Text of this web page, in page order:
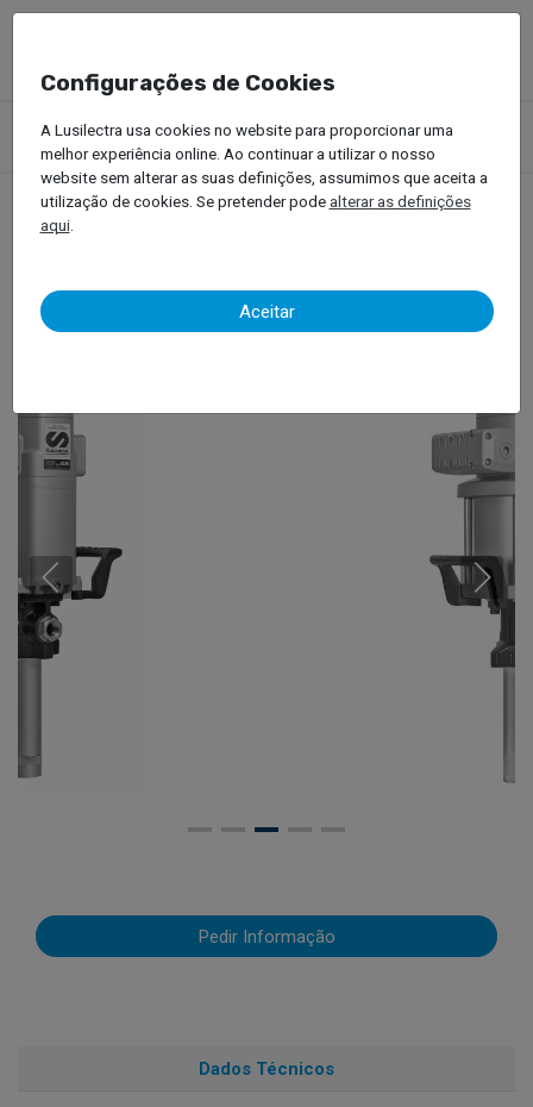
Produtos Equipamentos Oficinais
Óleos
Bombas Pneumáticas
Pedir Informação
Dados Técnicos
Configurações de Cookies
A Lusilectra usa cookies no website para proporcionar uma
melhor experiência online. Ao continuar a utilizar o nosso
website sem alterar as suas definições, assumimos que aceita a
utilização de cookies. Se pretender podealterar as definições
aqui.
Aceitar